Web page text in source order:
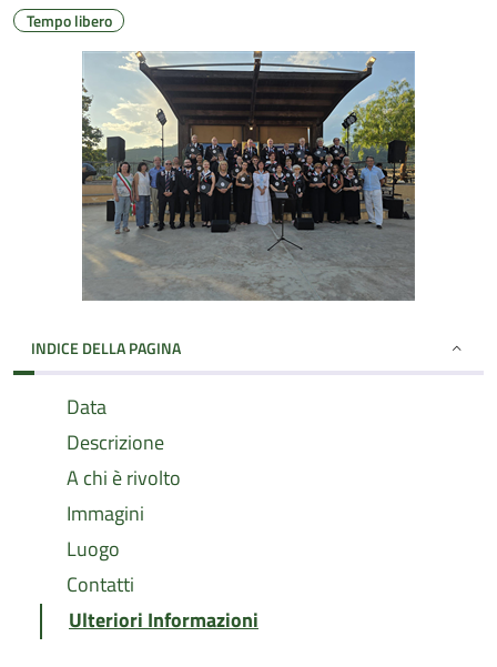
Tempo libero
INDICE DELLA PAGINA
Data
Descrizione
A chi è rivolto
Immagini
Luogo
Contatti
Ulteriori Informazioni